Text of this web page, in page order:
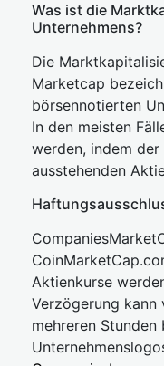
Was ist die
Unternehmens?
Die
Marketcap
börsennotierten
In den meisten
werden, indem
ausstehenden
Aktienkurse
Verzögerung kann
mehreren Stunden